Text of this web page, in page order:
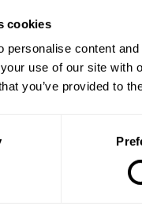
cookies
personalise content
use of our site with
you’ve provided to
Medien
Medien